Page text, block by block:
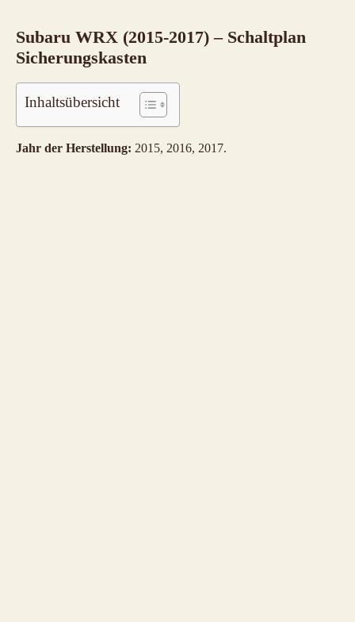
Subaru WRX (2015-2017) – Schaltplan
Sicherungskasten
Inhaltsübersicht
Jahr der Herstellung: 2015, 2016, 2017.